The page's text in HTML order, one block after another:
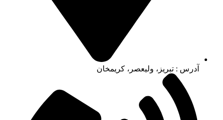
آدرس : تبریز، ولیعصر، کریمخان